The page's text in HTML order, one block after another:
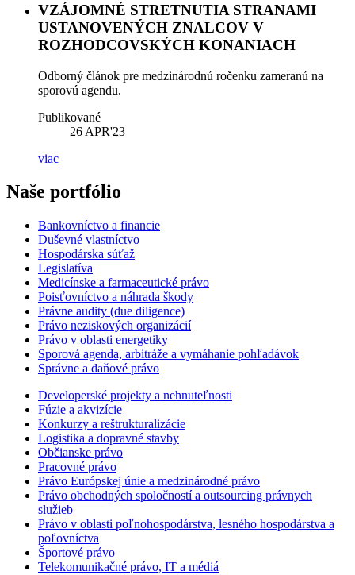
VZÁJOMNÉ STRETNUTIA STRANAMI
USTANOVENÝCH ZNALCOV V
ROZHODCOVSKÝCH KONANIACH
Odborný článok pre medzinárodnú ročenku zameranú na
sporovú agendu.
Publikované
26 APR'23
viac
Naše portfólio
Bankovníctvo a financie
Duševné vlastníctvo
Hospodárska súťaž
Legislatíva
Medicínske a farmaceutické právo
Poisťovníctvo a náhrada škody
Právne audity (due diligence)
Právo neziskových organizácií
Právo v oblasti energetiky
Sporová agenda, arbitráže a vymáhanie pohľadávok
Správne a daňové právo
Developerské projekty a nehnuteľnosti
Fúzie a akvizície
Konkurzy a reštrukturalizácie
Logistika a dopravné stavby
Občianske právo
Pracovné právo
Právo Európskej únie a medzinárodné právo
Právo obchodných spoločností a outsourcing právnych
služieb
Právo v oblasti poľnohospodárstva, lesného hospodárstva a
poľovníctva
Športové právo
Telekomunikačné právo, IT a médiá